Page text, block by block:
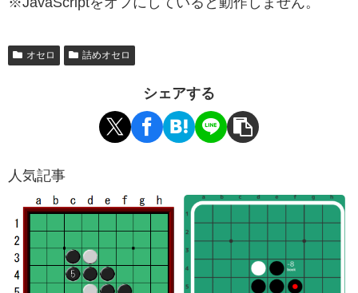
オセロ 詰めオセロ
シェアする
人気記事